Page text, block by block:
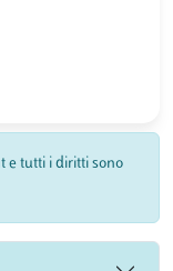
e tutti i diritti sono